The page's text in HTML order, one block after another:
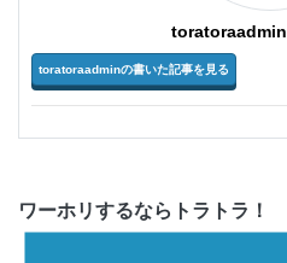
toratoraadmin
toratoraadminの書いた記事を見る
ワーホリするならトラトラ！